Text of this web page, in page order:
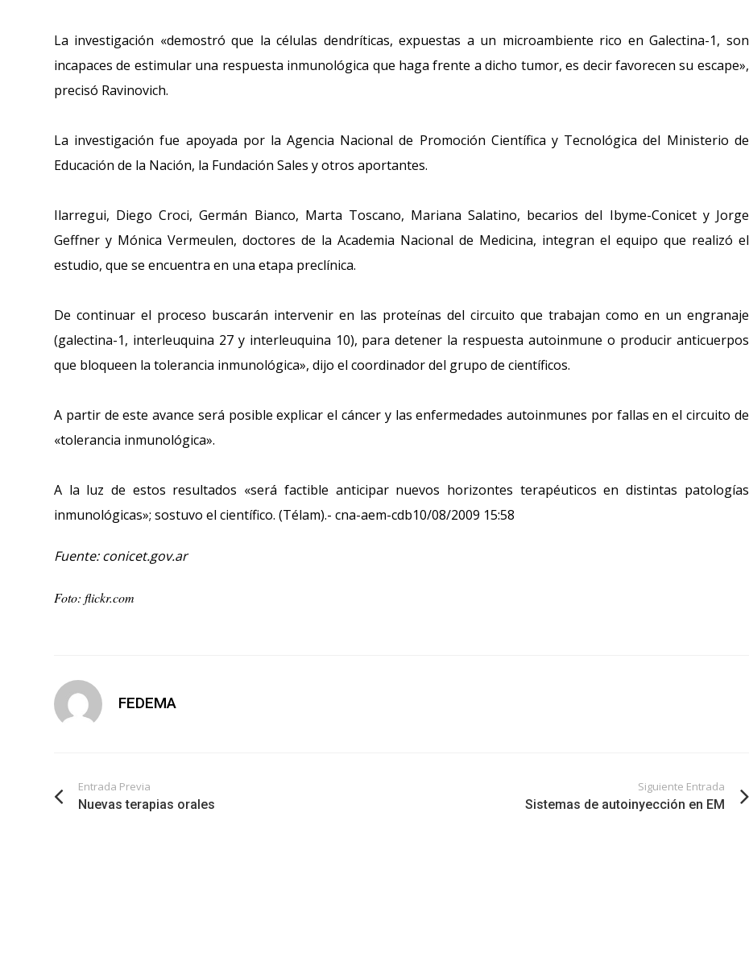
La investigación «demostró que la células dendríticas, expuestas a un microambiente rico en Galectina-1, son
incapaces de estimular una respuesta inmunológica que haga frente a dicho tumor, es decir favorecen su escape»,
precisó Ravinovich.
La investigación fue apoyada por la Agencia Nacional de Promoción Científica y Tecnológica del Ministerio de
Educación de la Nación, la Fundación Sales y otros aportantes.
Ilarregui, Diego Croci, Germán Bianco, Marta Toscano, Mariana Salatino, becarios del Ibyme-Conicet y Jorge
Geffner y Mónica Vermeulen, doctores de la Academia Nacional de Medicina, integran el equipo que realizó el
estudio, que se encuentra en una etapa preclínica.
De continuar el proceso buscarán intervenir en las proteínas del circuito que trabajan como en un engranaje
(galectina-1, interleuquina 27 y interleuquina 10), para detener la respuesta autoinmune o producir anticuerpos
que bloqueen la tolerancia inmunológica», dijo el coordinador del grupo de científicos.
A partir de este avance será posible explicar el cáncer y las enfermedades autoinmunes por fallas en el circuito de
«tolerancia inmunológica».
A la luz de estos resultados «será factible anticipar nuevos horizontes terapéuticos en distintas patologías
inmunológicas»; sostuvo el científico. (Télam).- cna-aem-cdb10/08/2009 15:58
Fuente: conicet.gov.ar
Foto: flickr.com
FEDEMA
Entrada Previa
Nuevas terapias orales
Siguiente Entrada
Sistemas de autoinyección en EM